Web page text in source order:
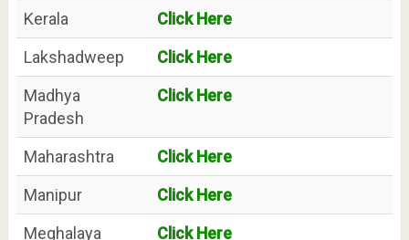
Kerala
Click Here
Lakshadweep
Click Here
Madhya
Pradesh
Click Here
Maharashtra
Click Here
Manipur
Click Here
Meghalaya
Click Here